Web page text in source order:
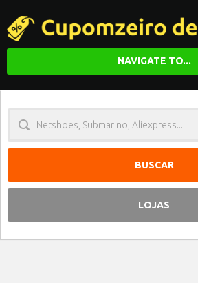
NAVIGATE TO...
LOJAS